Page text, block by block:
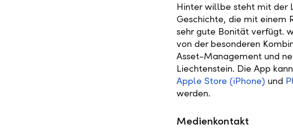
Hinter willbe steht mit der
Geschichte, die mit einem
sehr gute Bonität verfügt.
von der besonderen
Asset-Management und
Liechtenstein. Die App
Apple Store (iPhone) und
werden.
Medienkontakt